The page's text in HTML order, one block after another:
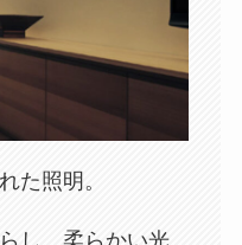
た照明。
し、柔らかい光